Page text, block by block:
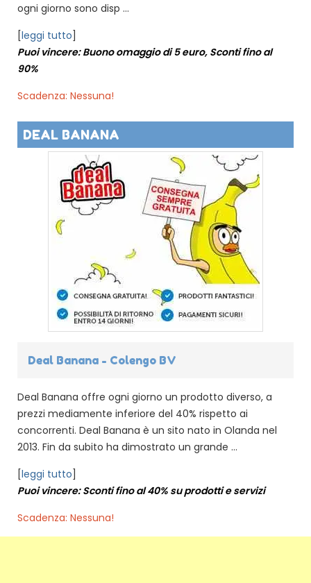
ogni giorno sono disp ...
[leggi tutto]
Puoi vincere: Buono omaggio di 5 euro, Sconti fino al
90%
Scadenza: Nessuna!
DEAL BANANA
Deal Banana - Colengo BV
Deal Banana offre ogni giorno un prodotto diverso, a
prezzi mediamente inferiore del 40% rispetto ai
concorrenti. Deal Banana è un sito nato in Olanda nel
2013. Fin da subito ha dimostrato un grande ...
[leggi tutto]
Puoi vincere: Sconti fino al 40% su prodotti e servizi
Scadenza: Nessuna!